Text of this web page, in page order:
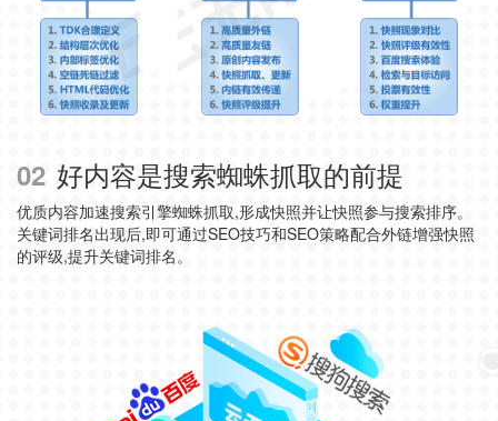
02 好内容是搜索蜘蛛抓取的前提
优质内容加速搜索引擎蜘蛛抓取,形成快照并让快照参与搜索排序。
关键词排名出现后,即可通过SEO技巧和SEO策略配合外链增强快照
的评级,提升关键词排名。